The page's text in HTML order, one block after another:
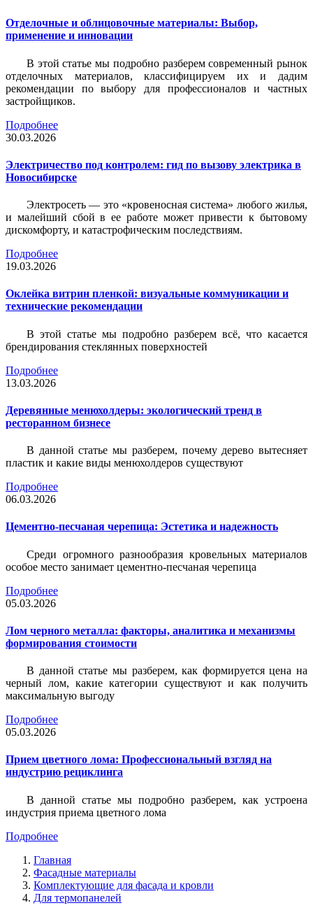
Отделочные и облицовочные материалы: Выбор,
применение и инновации
В этой статье мы подробно разберем современный рынок
отделочных материалов, классифицируем их и дадим
рекомендации по выбору для профессионалов и частных
застройщиков.
Подробнее
30.03.2026
Электричество под контролем: гид по вызову электрика в
Новосибирске
Электросеть — это «кровеносная система» любого жилья,
и малейший сбой в ее работе может привести к бытовому
дискомфорту, и катастрофическим последствиям.
Подробнее
19.03.2026
Оклейка витрин пленкой: визуальные коммуникации и
технические рекомендации
В этой статье мы подробно разберем всё, что касается
брендирования стеклянных поверхностей
Подробнее
13.03.2026
Деревянные менюхолдеры: экологический тренд в
ресторанном бизнесе
В данной статье мы разберем, почему дерево вытесняет
пластик и какие виды менюхолдеров существуют
Подробнее
06.03.2026
Цементно-песчаная черепица: Эстетика и надежность
Среди огромного разнообразия кровельных материалов
особое место занимает цементно-песчаная черепица
Подробнее
05.03.2026
Лом черного металла: факторы, аналитика и механизмы
формирования стоимости
В данной статье мы разберем, как формируется цена на
черный лом, какие категории существуют и как получить
максимальную выгоду
Подробнее
05.03.2026
Прием цветного лома: Профессиональный взгляд на
индустрию рециклинга
В данной статье мы подробно разберем, как устроена
индустрия приема цветного лома
Подробнее
Главная
Фасадные материалы
Комплектующие для фасада и кровли
Для термопанелей